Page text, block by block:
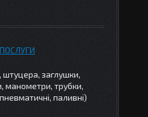
штуцера, заглушки,
манометри, трубки,
паливні)